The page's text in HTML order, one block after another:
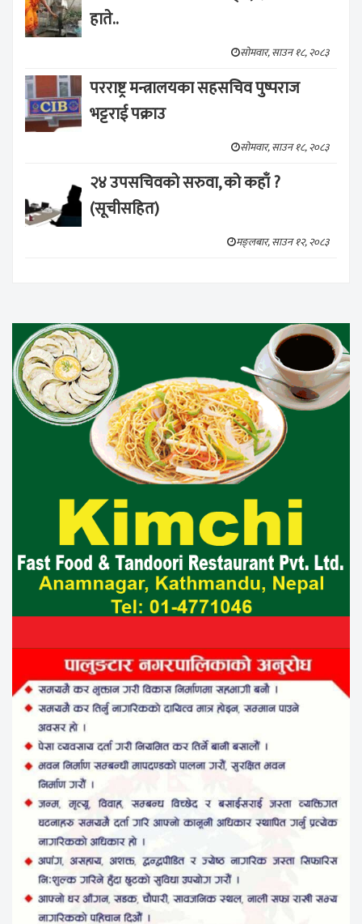
हाते..
सोमवार, साउन १८, २०८३
परराष्ट्र मन्त्रालयका सहसचिव पुष्पराज
भट्टराई पक्राउ
सोमवार, साउन १८, २०८३
२४ उपसचिवको सरुवा, को कहाँ ?
(सूचीसहित)
मङ्लबार, साउन १२, २०८३